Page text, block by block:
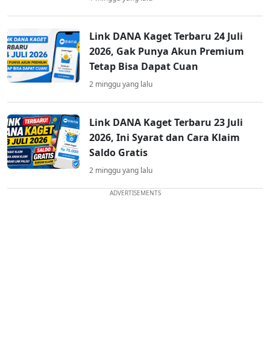
Link DANA Kaget Terbaru 24 Juli
2026, Gak Punya Akun Premium
Tetap Bisa Dapat Cuan
2 minggu yang lalu
Link DANA Kaget Terbaru 23 Juli
2026, Ini Syarat dan Cara Klaim
Saldo Gratis
2 minggu yang lalu
ADVERTISEMENTS